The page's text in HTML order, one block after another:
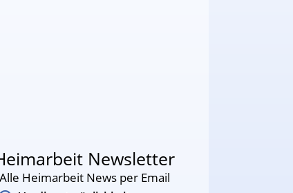
Newsletter
Alle Heimarbeit News per Email